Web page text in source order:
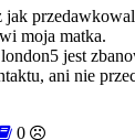
jak
moja matka.
jest
ani nie
0